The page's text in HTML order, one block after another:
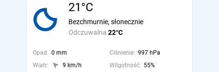
21°C
Odczuwalna 22°C
Bezchmurnie, słonecznie
Opad: 0 mm Ciśnienie: 997 hPa
Wiatr:
9 km/h Wilgotność: 55%